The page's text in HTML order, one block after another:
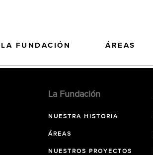
LA FUNDACIÓN ÁREAS
La Fundación
NUESTRA HISTORIA
ÁREAS
NUESTROS PROYECTOS